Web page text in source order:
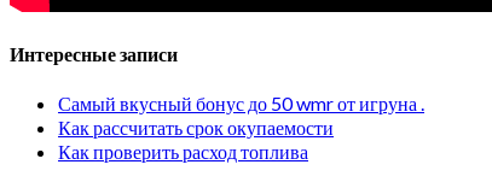
Интересные записи
Самый вкусный бонус до 50 wmr от игруна .
Как рассчитать срок окупаемости
Как проверить расход топлива